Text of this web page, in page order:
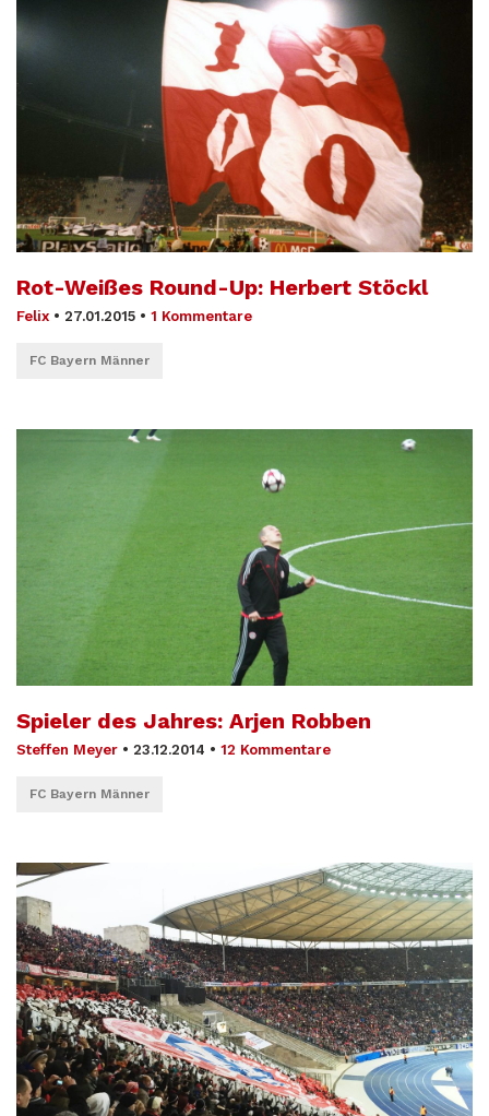
Rot-Weißes Round-Up: Herbert Stöckl
Felix • 27.01.2015 • 1 Kommentare
FC Bayern Männer
Spieler des Jahres: Arjen Robben
Steffen Meyer • 23.12.2014 • 12 Kommentare
FC Bayern Männer